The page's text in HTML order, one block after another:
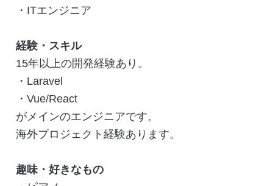
・ITエンジニア
経験・スキル
15年以上の開発経験あり。
・Laravel
・Vue/React
がメインのエンジニアです。
海外プロジェクト経験あります。
趣味・好きなもの